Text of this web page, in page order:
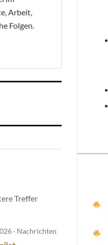
Arbeit,
Folgen.
Treffer
· Nachrichten